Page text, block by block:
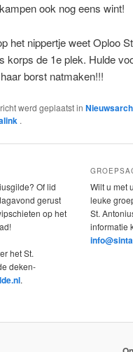
ook nog eens wint!
het nippertje weet Oploo
korps de 1e plek. Hulde
borst natmaken!!!
werd geplaatst in
.
Of lid
gerust
op het
het St.
deken-
.
Wilt u met
leuke
St.
informatie